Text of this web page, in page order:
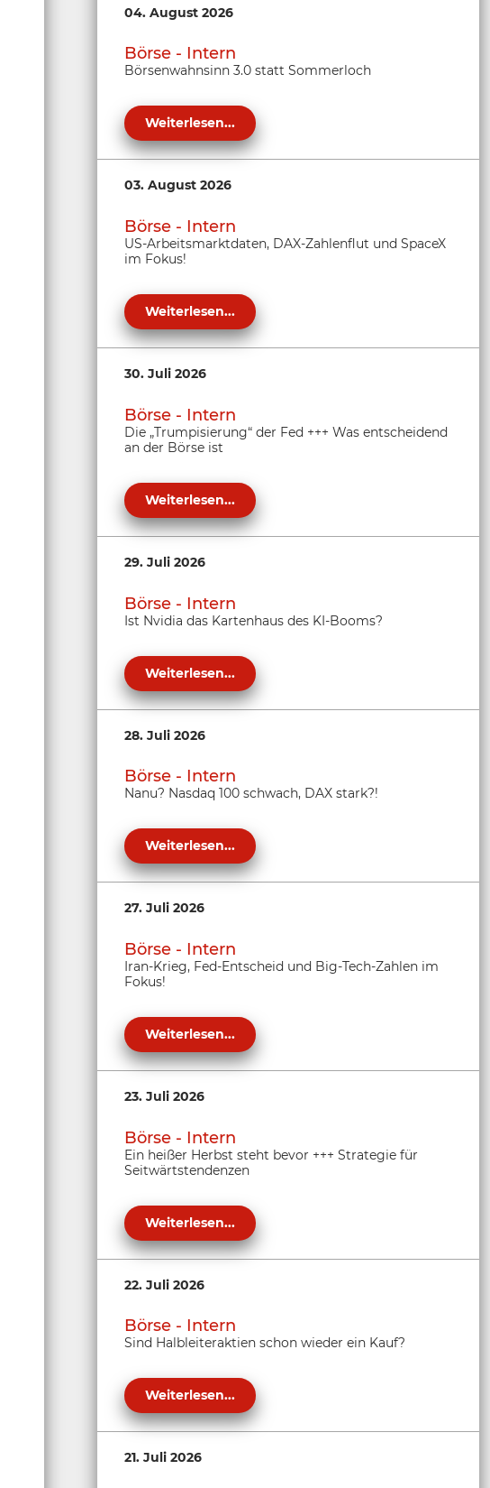
04. August 2026
Börse - Intern
Börsenwahnsinn 3.0 statt Sommerloch
Weiterlesen...
03. August 2026
Börse - Intern
US-Arbeitsmarktdaten, DAX-Zahlenflut und SpaceX
im Fokus!
Weiterlesen...
30. Juli 2026
Börse - Intern
Die „Trumpisierung“ der Fed +++ Was entscheidend
an der Börse ist
Weiterlesen...
29. Juli 2026
Börse - Intern
Ist Nvidia das Kartenhaus des KI-Booms?
Weiterlesen...
28. Juli 2026
Börse - Intern
Nanu? Nasdaq 100 schwach, DAX stark?!
Weiterlesen...
27. Juli 2026
Börse - Intern
Iran-Krieg, Fed-Entscheid und Big-Tech-Zahlen im
Fokus!
Weiterlesen...
23. Juli 2026
Börse - Intern
Ein heißer Herbst steht bevor +++ Strategie für
Seitwärtstendenzen
Weiterlesen...
22. Juli 2026
Börse - Intern
Sind Halbleiteraktien schon wieder ein Kauf?
Weiterlesen...
21. Juli 2026